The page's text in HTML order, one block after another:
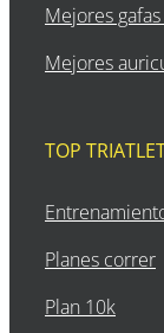
Mejores
Mejores
TOP
Planes correr
Plan 10k